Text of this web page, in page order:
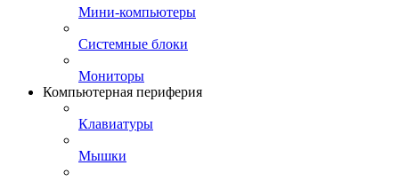
Мини-компьютеры
Системные блоки
Мониторы
Компьютерная периферия
Клавиатуры
Мышки